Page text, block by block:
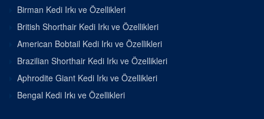
Birman Kedi Irkı ve Özellikleri
British Shorthair Kedi Irkı ve Özellikleri
American Bobtail Kedi Irkı ve Özellikleri
Brazilian Shorthair Kedi Irkı ve Özellikleri
Aphrodite Giant Kedi Irkı ve Özellikleri
Bengal Kedi Irkı ve Özellikleri